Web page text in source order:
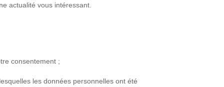
actualité vous intéressant.
consentement ;
les données personnelles ont été